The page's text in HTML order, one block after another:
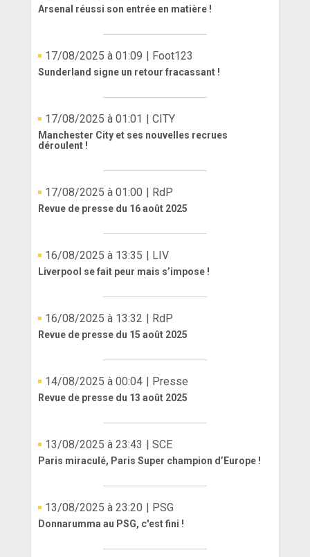
Arsenal réussi son entrée en matière !
17/08/2025 à 01:09 | Foot123
Sunderland signe un retour fracassant !
17/08/2025 à 01:01 | CITY
Manchester City et ses nouvelles recrues
déroulent !
17/08/2025 à 01:00 | RdP
Revue de presse du 16 août 2025
16/08/2025 à 13:35 | LIV
Liverpool se fait peur mais s’impose !
16/08/2025 à 13:32 | RdP
Revue de presse du 15 août 2025
14/08/2025 à 00:04 | Presse
Revue de presse du 13 août 2025
13/08/2025 à 23:43 | SCE
Paris miraculé, Paris Super champion d’Europe !
13/08/2025 à 23:20 | PSG
Donnarumma au PSG, c'est fini !